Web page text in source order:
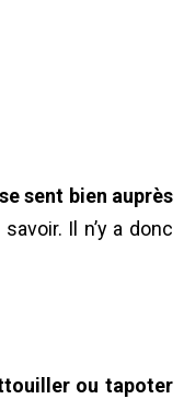
sent bien auprès
Il n’y a donc
ou tapoter